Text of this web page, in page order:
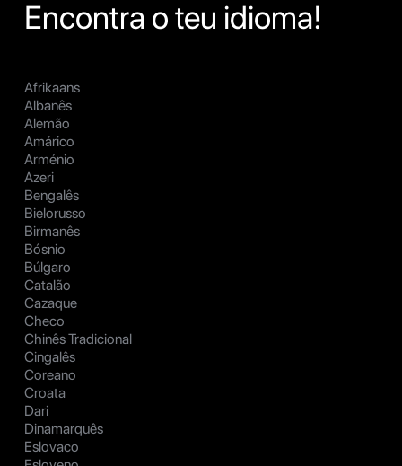
Encontra o teu idioma!
Afrikaans
Albanês
Alemão
Amárico
Arménio
Azeri
Bengalês
Bielorusso
Birmanês
Bósnio
Búlgaro
Catalão
Cazaque
Checo
Chinês Tradicional
Cingalês
Coreano
Croata
Dari
Dinamarquês
Eslovaco